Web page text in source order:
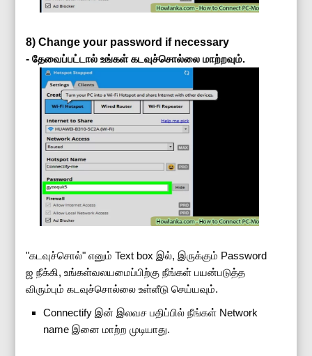
8) Change your password if necessary
-தேவைப்பட்டால் உங்கள் கடவுச்சொல்லை மாற்றவும்.
"கடவுச்சொல்" எனும் Text box இல், இருக்கும் Password
ஜ நீக்கி, உங்கள்வலயமைப்பிற்கு நீங்கள் பயன்படுத்த
விரும்பும் கடவுச்சொல்லை உள்ளீடு செய்யவும்.
Connectify இன் இலவச பதிப்பில் நீங்கள் Network
name இனை மாற்ற முடியாது.